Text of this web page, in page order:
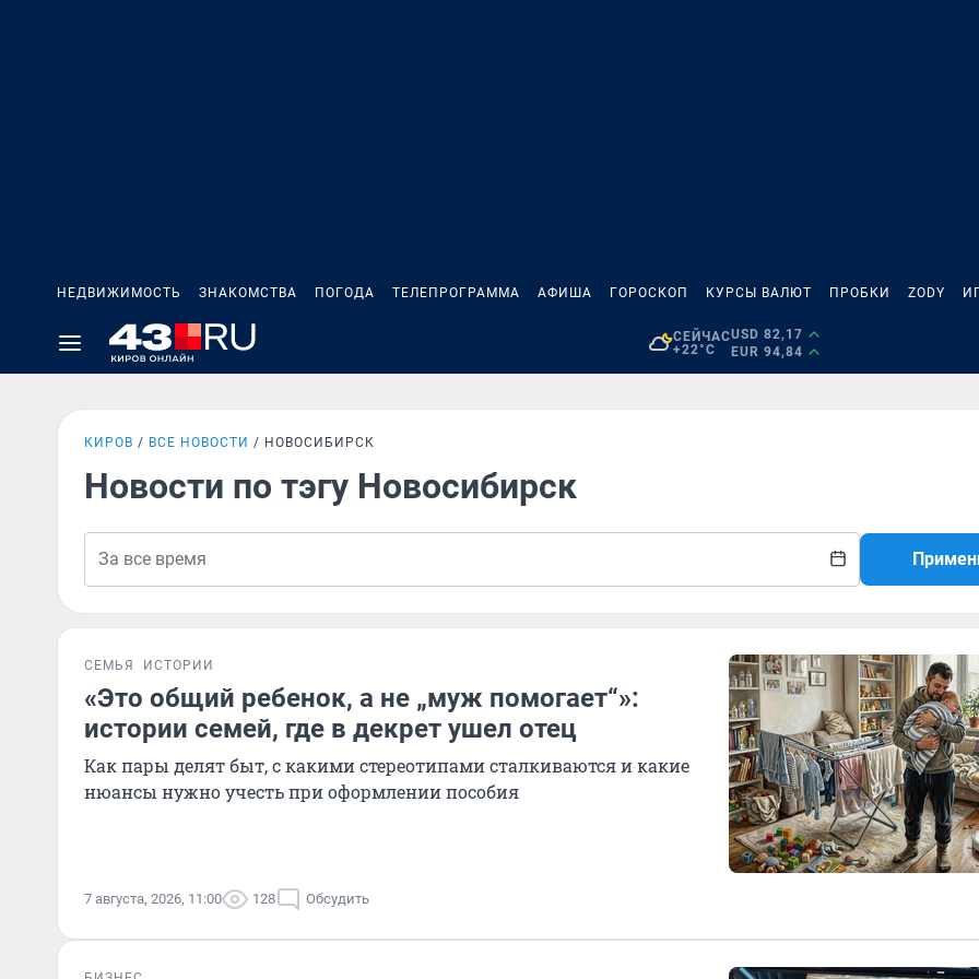
НЕДВИЖИМОСТЬ ЗНАКОМСТВА ПОГОДА ТЕЛЕПРОГРАММА АФИША ГОРОСКОП КУРСЫ ВАЛЮТ ПРОБКИ ZODY
СЕЙЧАС
+22°C
USD 82,17
EUR 94,84
КИРОВ ВСЕ НОВОСТИ НОВОСИБИРСК
Новости по тэгу Новосибирск
СЕМЬЯ ИСТОРИИ
«Это общий ребенок, а не „муж помогает“»:
истории семей, где в декрет ушел отец
Как пары делят быт, с какими стереотипами сталкиваются и какие
нюансы нужно учесть при оформлении пособия
7 августа, 2026, 11:00 128 Обсудить